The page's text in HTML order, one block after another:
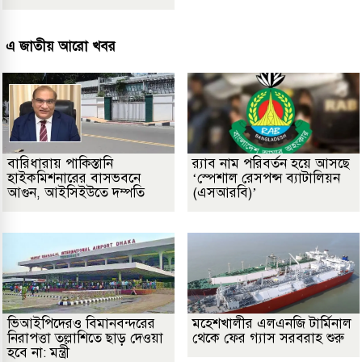
এ জাতীয় আরো খবর
বারিধারায় পাকিস্তানি
হাইকমিশনারের বাসভবনে
আগুন, আইসিইউতে দম্পতি
র‌্যাব নাম পরিবর্তন হয়ে আসছে
‘স্পেশাল রেসপন্স ব্যাটালিয়ন
(এসআরবি)’
ভিআইপিদেরও বিমানবন্দরের
নিরাপত্তা তল্লাশিতে ছাড় দেওয়া
হবে না: মন্ত্রী
মহেশখালীর এলএনজি টার্মিনাল
থেকে ফের গ্যাস সরবরাহ শুরু